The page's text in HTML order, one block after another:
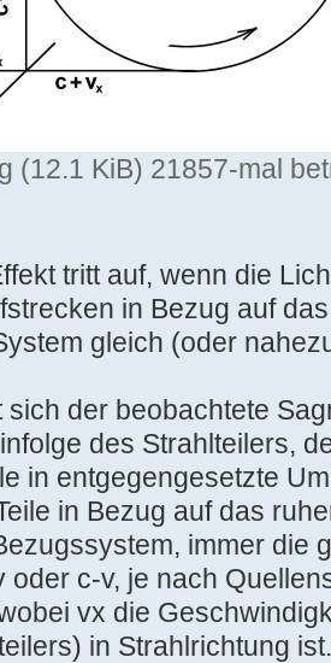
(12.1 KiB) 21857-mal
tritt auf, wenn die
in Bezug auf
gleich (oder
sich der beobachtete
des Strahlteilers,
in entgegengesetzte
in Bezug auf das
immer die
oder c-v, je nach
vx die
in Strahlrichtung ist.